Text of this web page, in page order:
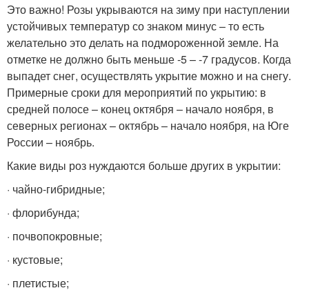
Это важно! Розы укрываются на зиму при наступлении
устойчивых температур со знаком минус – то есть
желательно это делать на подмороженной земле. На
отметке не должно быть меньше -5 – -7 градусов. Когда
выпадет снег, осуществлять укрытие можно и на снегу.
Примерные сроки для мероприятий по укрытию: в
средней полосе – конец октября – начало ноября, в
северных регионах – октябрь – начало ноября, на Юге
России – ноябрь.
Какие виды роз нуждаются больше других в укрытии:
· чайно-гибридные;
· флорибунда;
· почвопокровные;
· кустовые;
· плетистые;